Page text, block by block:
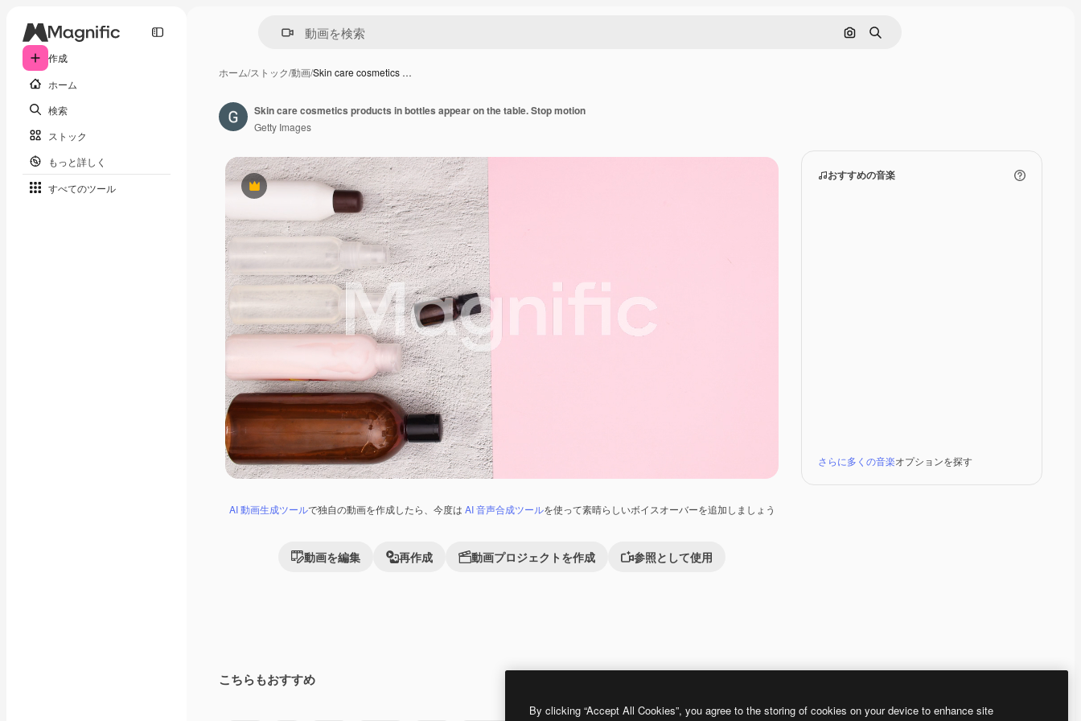
作成
ホーム
検索
ストック
もっと詳しく
すべてのツール
画像で検索
検索
ホーム/ストック/動画/Skin care cosmetics …
Premium
AI 動画生成ツールで独自の動画を作成したら、今度は AI 音声合成ツールを使って素晴らしいボイスオーバーを追加しましょう
動画を編集 再作成 動画プロジェクトを作成 参照として使用
おすすめの音楽
さらに多くの音楽オプションを探す
Skin care cosmetics products in bottles appear on the table. Stop motion
Getty Images
こちらもおすすめ
By clicking “Accept All Cookies”, you agree to the storing of cookies on your device to enhance site